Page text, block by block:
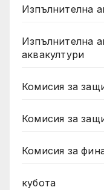
Изпълнителна
Изпълнителна
аквакултури
Комисия за
Комисия за
Комисия за
кубота